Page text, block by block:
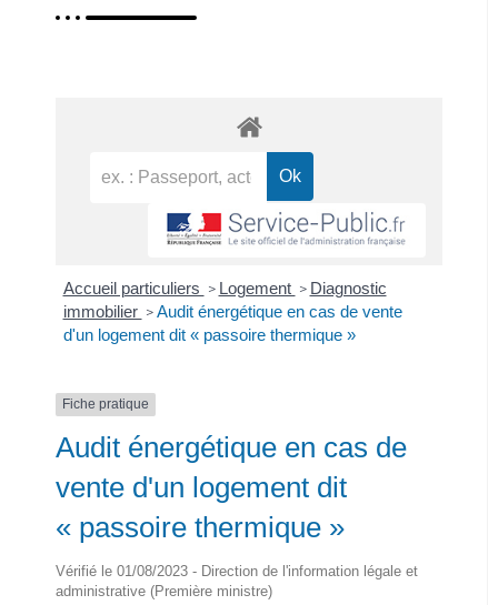
Accueil particuliers > Logement > Diagnostic
immobilier > Audit énergétique en cas de vente
d'un logement dit « passoire thermique »
Fiche pratique
Audit énergétique en cas de
vente d'un logement dit
« passoire thermique »
Vérifié le 01/08/2023 - Direction de l'information légale et
administrative (Première ministre)